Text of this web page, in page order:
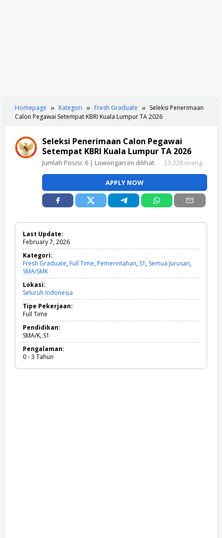
Homepage Kategori Fresh Graduate
Seleksi Penerimaan
Calon Pegawai Setempat KBRI Kuala Lumpur TA 2026
Seleksi Penerimaan Calon Pegawai
Setempat KBRI Kuala Lumpur TA 2026
Jumlah Posisi: 6 | Lowongan ini dilihat 23,328 orang
APPLY NOW
Last Update:
February 7, 2026
Kategori:
Fresh Graduate, Full Time, Pemerintahan, S1 , Semua Jurusan,
SMA/SMK
r
s
h
G
r
a
u
a
t
e
Lokasi:
Seluruh Indonesia
Tipe Pekerjaan:
Full Time
Pendidikan:
SMA/K, S1
Pengalaman:
0 - 3 Tahun